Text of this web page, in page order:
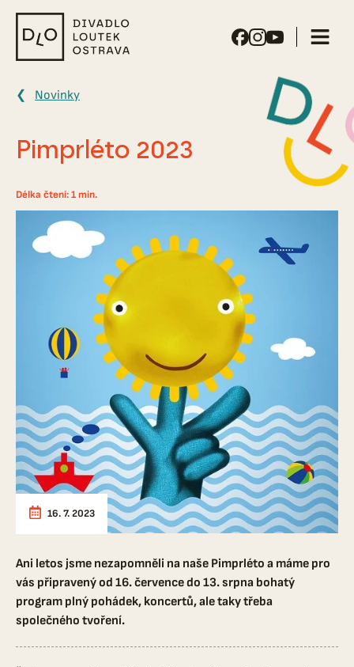
Divadlo
loutek
Novinky
Pimprléto 2023
Délka čtení: 1 min.
16. 7. 2023
Ani letos jsme nezapomněli na naše Pimprléto a máme pro
vás připravený od 16. července do 13. srpna bohatý
program plný pohádek, koncertů, ale taky třeba
společného tvoření.